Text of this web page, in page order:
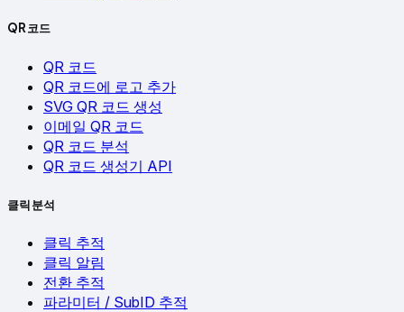
QR 코드
QR 코드
QR 코드에 로고 추가
SVG QR 코드 생성
이메일 QR 코드
QR 코드 분석
QR 코드 생성기 API
클릭 분석
클릭 추적
클릭 알림
전환 추적
파라미터 / SubID 추적